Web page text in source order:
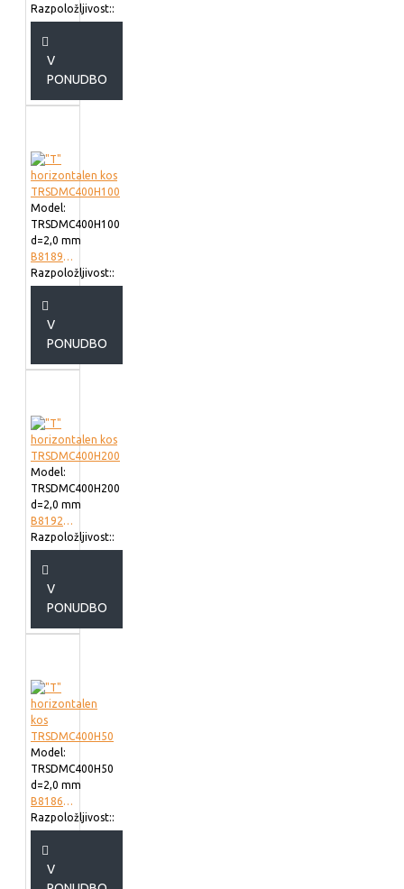
Razpoložljivost::
V
PONUDBO
Model:
TRSDMC400H100
d=2,0 mm
B818940
Razpoložljivost::
V
PONUDBO
Model:
TRSDMC400H200
d=2,0 mm
B819240
Razpoložljivost::
V
PONUDBO
Model:
TRSDMC400H50
d=2,0 mm
B818640
Razpoložljivost::
V